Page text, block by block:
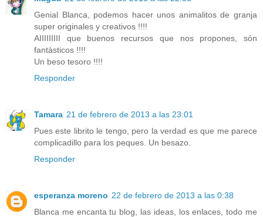
Genial Blanca, podemos hacer unos animalitos de granja
super originales y creativos !!!!
AIIIIIIIII que buenos recursos que nos propones, són
fantàsticos !!!!
Un beso tesoro !!!!
Responder
Tamara 21 de febrero de 2013 a las 23:01
Pues este librito le tengo, pero la verdad es que me parece
complicadillo para los peques. Un besazo.
Responder
esperanza moreno 22 de febrero de 2013 a las 0:38
Blanca me encanta tu blog, las ideas, los enlaces, todo me